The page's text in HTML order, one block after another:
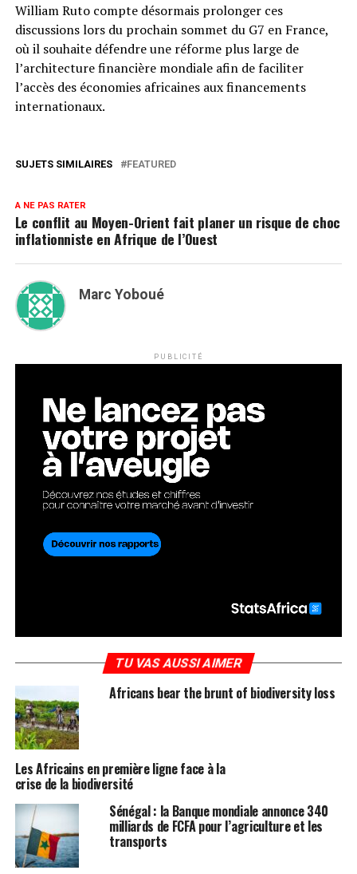
William Ruto compte désormais prolonger ces
discussions lors du prochain sommet du G7 en France,
où il souhaite défendre une réforme plus large de
l’architecture financière mondiale afin de faciliter
l’accès des économies africaines aux financements
internationaux.
SUJETS SIMILAIRES FEATURED
A NE PAS RATER
Le conflit au Moyen-Orient fait planer un risque de choc
inflationniste en Afrique de l’Ouest
Marc Yoboué
PUBLICITÉ
TU VAS AUSSI AIMER
Africans bear the brunt of biodiversity loss
Les Africains en première ligne face à la
crise de la biodiversité
Sénégal : la Banque mondiale annonce 340
milliards de FCFA pour l’agriculture et les
transports